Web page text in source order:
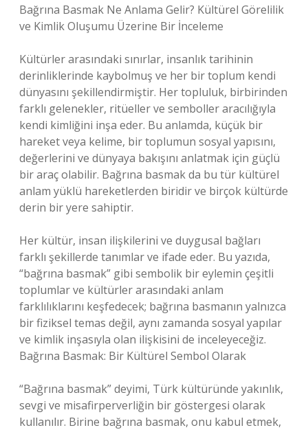
Bağrına Basmak Ne Anlama Gelir? Kültürel Görelilik
ve Kimlik Oluşumu Üzerine Bir İnceleme
Kültürler arasındaki sınırlar, insanlık tarihinin
derinliklerinde kaybolmuş ve her bir toplum kendi
dünyasını şekillendirmiştir. Her topluluk, birbirinden
farklı gelenekler, ritüeller ve semboller aracılığıyla
kendi kimliğini inşa eder. Bu anlamda, küçük bir
hareket veya kelime, bir toplumun sosyal yapısını,
değerlerini ve dünyaya bakışını anlatmak için güçlü
bir araç olabilir. Bağrına basmak da bu tür kültürel
anlam yüklü hareketlerden biridir ve birçok kültürde
derin bir yere sahiptir.
Her kültür, insan ilişkilerini ve duygusal bağları
farklı şekillerde tanımlar ve ifade eder. Bu yazıda,
“bağrına basmak” gibi sembolik bir eylemin çeşitli
toplumlar ve kültürler arasındaki anlam
farklılıklarını keşfedecek; bağrına basmanın yalnızca
bir fiziksel temas değil, aynı zamanda sosyal yapılar
ve kimlik inşasıyla olan ilişkisini de inceleyeceğiz.
Bağrına Basmak: Bir Kültürel Sembol Olarak
“Bağrına basmak” deyimi, Türk kültüründe yakınlık,
sevgi ve misafirperverliğin bir göstergesi olarak
kullanılır. Birine bağrına basmak, onu kabul etmek,